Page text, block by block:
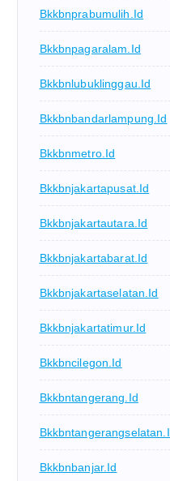
Bkkbnprabumulih.id
Bkkbnpagaralam.id
Bkkbnlubuklinggau.id
Bkkbnbandarlampung.id
Bkkbnmetro.id
Bkkbnjakartapusat.id
Bkkbnjakartautara.id
Bkkbnjakartabarat.id
Bkkbnjakartaselatan.id
Bkkbnjakartatimur.id
Bkkbncilegon.id
Bkkbntangerang.id
Bkkbnbanjar.id